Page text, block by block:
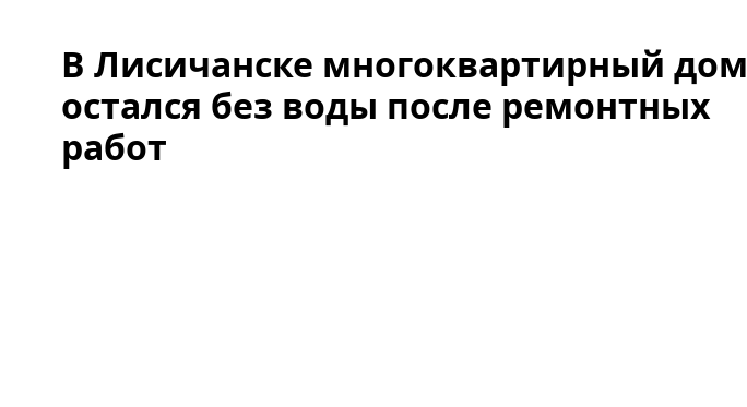
В Лисичанске многоквартирный дом
остался без воды после ремонтных
работ